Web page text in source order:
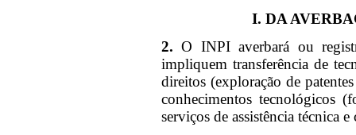
I. DA
2. O INPI averbará ou
impliquem transferência de
direitos (exploração de
conhecimentos tecnológicos
serviços de assistência técnica